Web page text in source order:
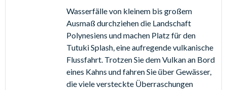
- nur für Besuche zwischen dem 25. Mai bis zum
8. September 2024 gültig. Genießen Sie einen
Tag Eintritt in den PortAventura Park und ins Ferrari
Land, PLUS einen weiteren Tag in den PortAventura Park
und einen Tag Eintritt in den Caribe Aquatic Park. Ihre
Parkbesuche müssen an aufeinanderfolgenden Tagen
Wasserfälle von kleinem bis großem
Ausmaß durchziehen die Landschaft
Polynesiens und machen Platz für den
Tutuki Splash, eine aufregende vulkanische
Flussfahrt. Trotzen Sie dem Vulkan an Bord
eines Kahns und fahren Sie über Gewässer,
die viele versteckte Überraschungen